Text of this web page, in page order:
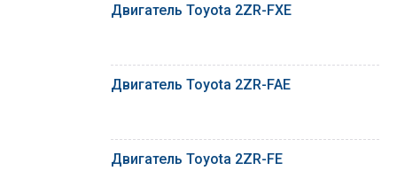
Двигатель Toyota 2ZR-FXE
Двигатель Toyota 2ZR-FAE
Двигатель Toyota 2ZR-FE